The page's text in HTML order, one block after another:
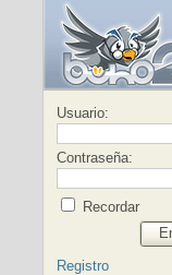
Usuario:
Contraseña:
Recordar
Registro